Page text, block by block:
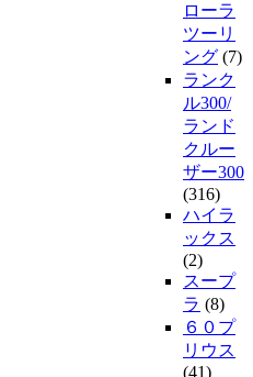
ローラ
ツーリ
ング (7)
ランク
ル300/
ランド
クルー
ザー300
(316)
ハイラ
ックス
(2)
スープ
ラ (8)
６０プ
リウス
(41)